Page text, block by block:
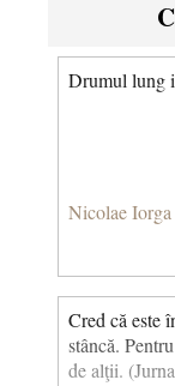
Drumul lung
Nicolae Iorga
Cred că este
stâncă.
de alţii.